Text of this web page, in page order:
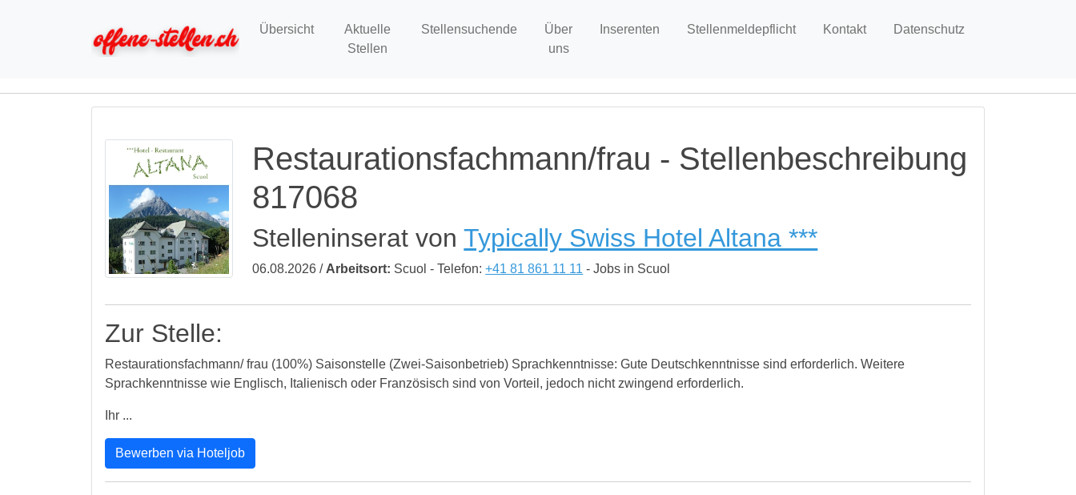
Übersicht
Aktuelle
Stellen
Stellensuchende
Über
uns
Inserenten Stellenmeldepflicht Kontakt Datenschutz
Restaurationsfachmann/frau - Stellenbeschreibung
817068
Stelleninserat vonTypically Swiss Hotel Altana ***
06.08.2026 / Arbeitsort: Scuol - Telefon:+41 81 861 11 11 - Jobs in Scuol
Zur Stelle:
Restaurationsfachmann/ frau (100%) Saisonstelle (Zwei-Saisonbetrieb) Sprachkenntnisse: Gute Deutschkenntnisse sind erforderlich. Weitere
Sprachkenntnisse wie Englisch, Italienisch oder Französisch sind von Vorteil, jedoch nicht zwingend erforderlich.
Ihr ...
Bewerben via Hoteljob